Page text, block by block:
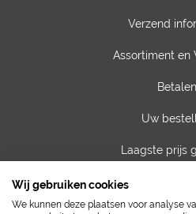
Verzend
Assortiment en
Betalen
Uw
Laagste prijs
Privacy van
Wij gebruiken cookies
We kunnen deze plaatsen voor analyse